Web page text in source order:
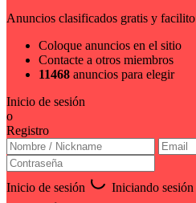
Anuncios clasificados gratis y facilito
Coloque anuncios en el sitio
Contacte a otros miembros
11468 anuncios para elegir
Inicio de sesión
o
Registro
Inicio de sesión Iniciando sesión